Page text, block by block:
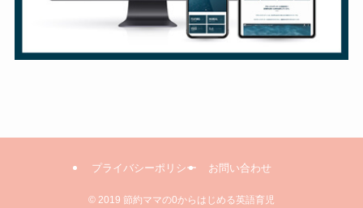
プライバシーポリシー お問い合わせ
© 2019 節約ママの0からはじめる英語育児